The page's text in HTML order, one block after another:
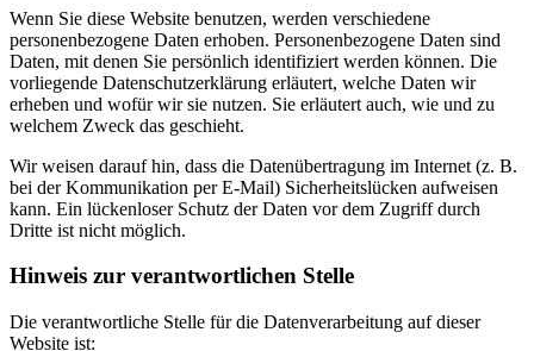
Wenn Sie diese Website benutzen, werden verschiedene
personenbezogene Daten erhoben. Personenbezogene Daten sind
Daten, mit denen Sie persönlich identifiziert werden können. Die
vorliegende Datenschutzerklärung erläutert, welche Daten wir
erheben und wofür wir sie nutzen. Sie erläutert auch, wie und zu
welchem Zweck das geschieht.
Wir weisen darauf hin, dass die Datenübertragung im Internet (z. B.
bei der Kommunikation per E-Mail) Sicherheitslücken aufweisen
kann. Ein lückenloser Schutz der Daten vor dem Zugriff durch
Dritte ist nicht möglich.
Hinweis zur verantwortlichen Stelle
Die verantwortliche Stelle für die Datenverarbeitung auf dieser
Website ist: